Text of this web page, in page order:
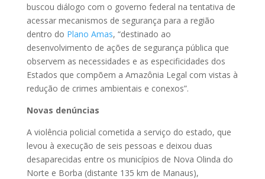
buscou diálogo com o governo federal na tentativa de
acessar mecanismos de segurança para a região
dentro do Plano Amas, “destinado ao
desenvolvimento de ações de segurança pública que
observem as necessidades e as especificidades dos
Estados que compõem a Amazônia Legal com vistas à
redução de crimes ambientais e conexos”.
Novas denúncias
A violência policial cometida a serviço do estado, que
levou à execução de seis pessoas e deixou duas
desaparecidas entre os municípios de Nova Olinda do
Norte e Borba (distante 135 km de Manaus),